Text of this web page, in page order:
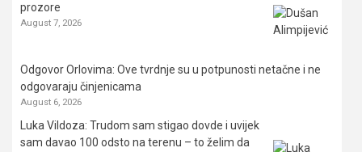
prozore
August 7, 2026
Odgovor Orlovima: ​Ove tvrdnje su u potpunosti netačne i ne
odgovaraju činjenicama
August 6, 2026
Luka Vildoza: Trudom sam stigao dovde i uvijek
sam davao 100 odsto na terenu – to želim da